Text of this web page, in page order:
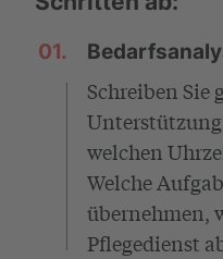
01.
Schreiben Sie
welchen
Welche
übernehmen,
Pflegedienst